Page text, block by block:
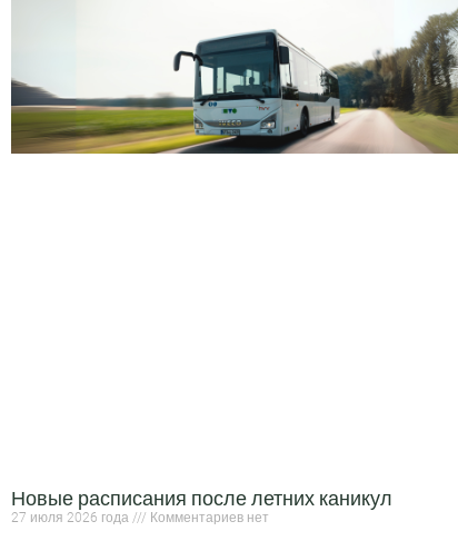
Новые расписания после летних каникул
27 июля 2026 года Комментариев нет